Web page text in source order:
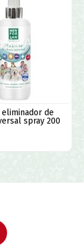
de
spray 200